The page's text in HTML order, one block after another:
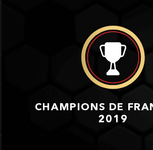
CHAMPIONS DE
2019